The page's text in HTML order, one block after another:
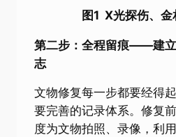
图1 X光探伤、
第二步：全程留痕——建
志
文物修复每一步都要经得
要完善的记录体系。修复
度为文物拍照、录像，利